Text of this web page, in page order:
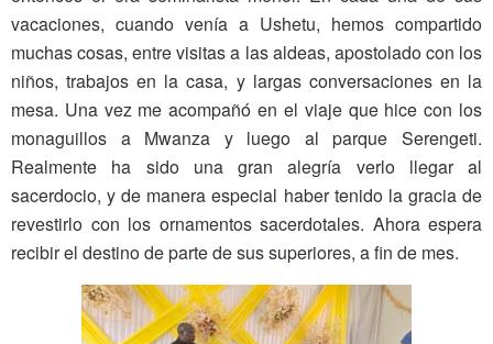
vacaciones, cuando venía a Ushetu, hemos compartido
muchas cosas, entre visitas a las aldeas, apostolado con los
niños, trabajos en la casa, y largas conversaciones en la
mesa. Una vez me acompañó en el viaje que hice con los
monaguillos a Mwanza y luego al parque Serengeti.
Realmente ha sido una gran alegría verlo llegar al
sacerdocio, y de manera especial haber tenido la gracia de
revestirlo con los ornamentos sacerdotales. Ahora espera
recibir el destino de parte de sus superiores, a fin de mes.